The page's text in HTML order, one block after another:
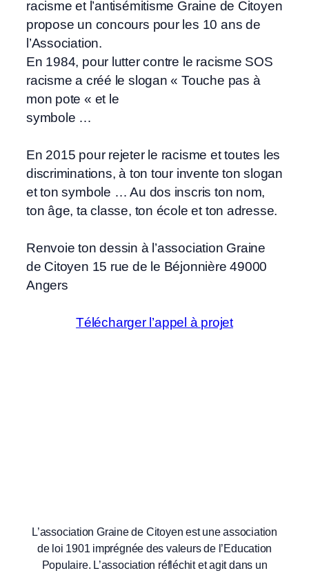
racisme et l’antisémitisme Graine de Citoyen
propose un concours pour les 10 ans de
l’Association.
En 1984, pour lutter contre le racisme SOS
racisme a créé le slogan « Touche pas à
mon pote « et le
symbole …
En 2015 pour rejeter le racisme et toutes les
discriminations, à ton tour invente ton slogan
et ton symbole … Au dos inscris ton nom,
ton âge, ta classe, ton école et ton adresse.
Renvoie ton dessin à l’association Graine
de Citoyen 15 rue de le Béjonnière 49000
Angers
Télécharger l’appel à projet
L’association Graine de Citoyen est une association
de loi 1901 imprégnée des valeurs de l’Education
Populaire. L’association réfléchit et agit dans un